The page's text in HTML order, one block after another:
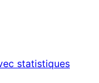
statistiques